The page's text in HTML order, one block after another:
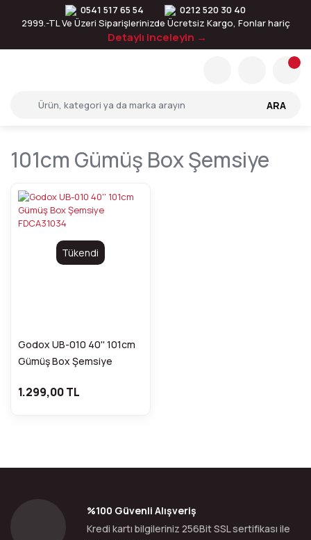
0541 517 65 54
0212 520 30 40
2999.-TL Ve Üzeri Siparişlerinizde Ücretsiz Kargo, Fonlar hariç
Detaylı inceleyin →
ARA
101cm Gümüş Box Şemsiye
Tükendi
Godox UB-010 40'' 101cm
Gümüş Box Şemsiye
1.299,00 TL
%100 Güvenli Alışveriş
Kredi kartı bilgileriniz 256Bit SSL sertifikası ile